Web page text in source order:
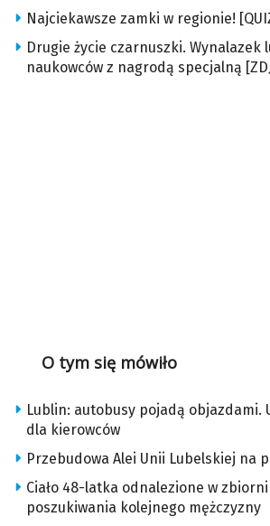
Najciekawsze zamki w regionie!
Drugie życie czarnuszki. Wynalazek
naukowców z nagrodą specjalną
O tym się mówiło
Lublin: autobusy pojadą objazdami.
dla kierowców
Przebudowa Alei Unii Lubelskiej na
Ciało 48-latka odnalezione w
poszukiwania kolejnego mężczyzny